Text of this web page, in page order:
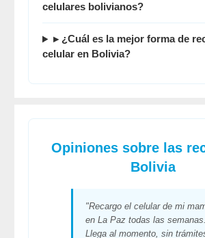
celulares bolivianos?
▸ ¿Cuál es la mejor forma de
celular en Bolivia?
Opiniones sobre las
Bolivia
"Recargo el celular de mi
en La Paz todas las semanas.
Llega al momento, sin